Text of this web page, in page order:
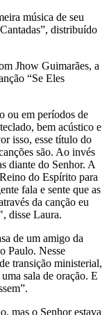
música de seu
distribuído
Jhow Guimarães, a
“Se Eles
ou em períodos de
bem acústico e
isso, esse título do
são. Ao invés
diante do Senhor. A
do Espírito para
fala e sente que as
da canção eu
disse Laura.
de um amigo da
Paulo. Nesse
transição ministerial,
sala de oração. E
mas o Senhor estava